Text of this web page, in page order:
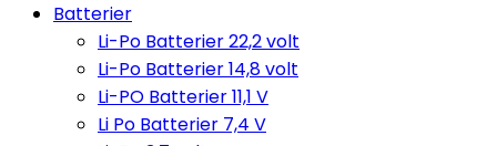
Batterier
Li-Po Batterier 22,2 volt
Li-Po Batterier 14,8 volt
Li-PO Batterier 11,1 V
Li Po Batterier 7,4 V